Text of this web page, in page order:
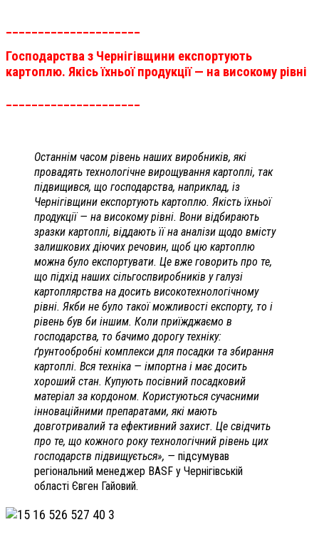
_____________________
Господарства з Чернігівщини експортують
картоплю. Якісь їхньої продукції — на високому рівні
_____________________
Останнім часом рівень наших виробників, які
провадять технологічне вирощування картоплі, так
підвищився, що господарства, наприклад, із
Чернігівщини експортують картоплю. Якість їхньої
продукції — на високому рівні. Вони відбирають
зразки картоплі, віддають її на аналізи щодо вмісту
залишкових діючих речовин, щоб цю картоплю
можна було експортувати. Це вже говорить про те,
що підхід наших сільгоспвиробників у галузі
картоплярства на досить високотехнологічному
рівні. Якби не було такої можливості експорту, то і
рівень був би іншим. Коли приїжджаємо в
господарства, то бачимо дорогу техніку:
ґрунтообробні комплекси для посадки та збирання
картоплі. Вся техніка — імпортна і має досить
хороший стан. Купують посівний посадковий
матеріал за кордоном. Користуються сучасними
інноваційними препаратами, які мають
довготривалий та ефективний захист. Це свідчить
про те, що кожного року технологічний рівень цих
господарств підвищується», — підсумував
регіональний менеджер ВASF у Чернігівській
області Євген Гайовий.